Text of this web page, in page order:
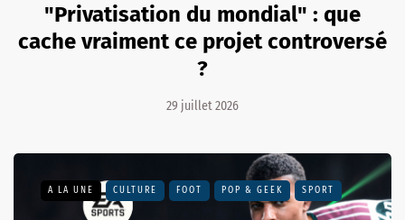
"Privatisation du mondial" : que
cache vraiment ce projet controversé
?
29 juillet 2026
A LA UNE CULTURE FOOT POP & GEEK SPORT